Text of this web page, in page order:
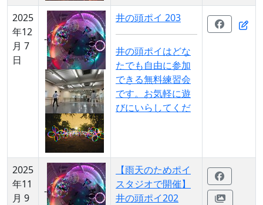
2025
年12
月 7
日
-
井の頭ポイ 203
井の頭ポイはどな
たでも自由に参加
できる無料練習会
です。お気軽に遊
びにいらしてくだ
2025
年11
月 9
-
【雨天のためポイ
スタジオで開催】
井の頭ポイ202